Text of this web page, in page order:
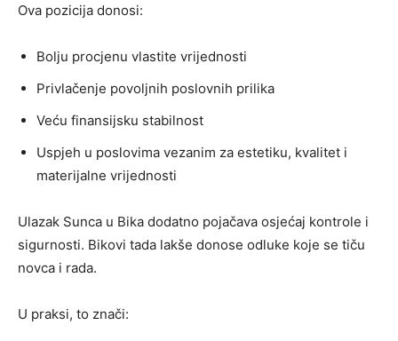
Ova pozicija donosi:
Bolju procjenu vlastite vrijednosti
Privlačenje povoljnih poslovnih prilika
Veću finansijsku stabilnost
Uspjeh u poslovima vezanim za estetiku, kvalitet i
materijalne vrijednosti
Ulazak Sunca u Bika dodatno pojačava osjećaj kontrole i
sigurnosti. Bikovi tada lakše donose odluke koje se tiču
novca i rada.
U praksi, to znači: